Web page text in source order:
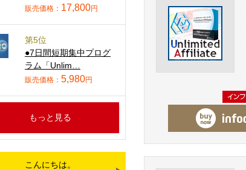
販売価格： 17,800円
第5位
●7日間短期集中プログ
ラム「Unlim…
販売価格： 5,980円
もっと見る
こんにちは。